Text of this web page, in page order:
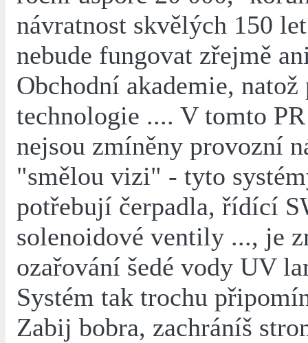
návratnost skvělých 150
nebude fungovat zřejmě
Obchodní akademie, natož
technologie .... V tomto
nejsou zmíněny provozní
"smělou vizi" - tyto
potřebují čerpadla, řídící
solenoidové ventily ..., je
ozařování šedé vody UV
Systém tak trochu
Zabij bobra, zachráníš